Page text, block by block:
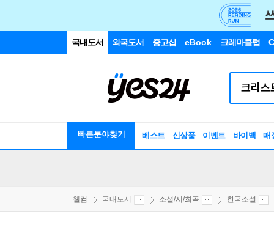
국내도서 외국도서 중고샵 eBook 크레마클럽
빠른분야찾기 베스트 신상품 이벤트 바이백 매
웰컴 국내도서 소설/시/희곡 한국소설